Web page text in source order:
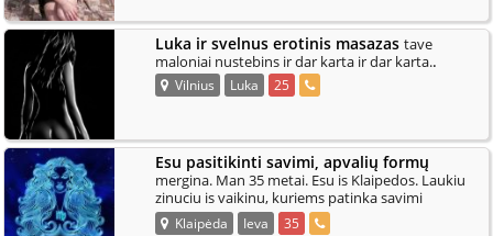
Luka ir svelnus erotinis masazas tave
maloniai nustebins ir dar karta ir dar karta..
Vilnius Luka 25
Esu pasitikinti savimi, apvalių formų
mergina. Man 35 metai. Esu is Klaipedos. Laukiu
zinuciu is vaikinu, kuriems patinka savimi
pasitikincios rubuiliukes ;).
Klaipėda Ieva 35